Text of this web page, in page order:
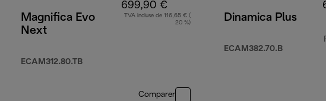
Magnifica Evo
Next
ECAM312.80.TB
699,90 €
TVA incluse de 116,65 € (
20 %)
Comparer
Dinamica Plus
ECAM382.70.B